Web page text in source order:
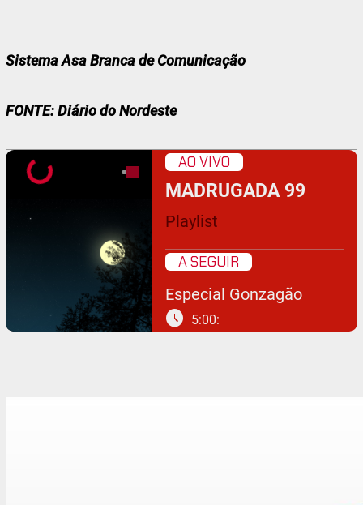
Sistema Asa Branca de Comunicação
FONTE: Diário do Nordeste
AO VIVO
MADRUGADA 99
Playlist
A SEGUIR
Especial Gonzagão
schedule 5:00: